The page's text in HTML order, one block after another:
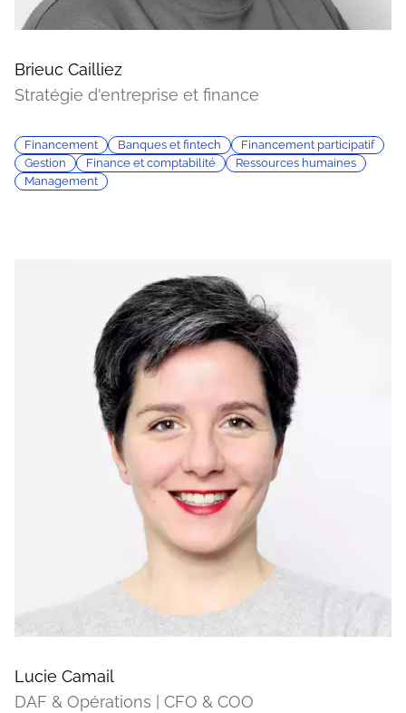
Brieuc Cailliez
Stratégie d'entreprise et finance
Financement Banques et fintech
Financement participatif
Gestion
Finance et comptabilité
Ressources humaines
Management
Lucie Camail
DAF & Opérations | CFO & COO